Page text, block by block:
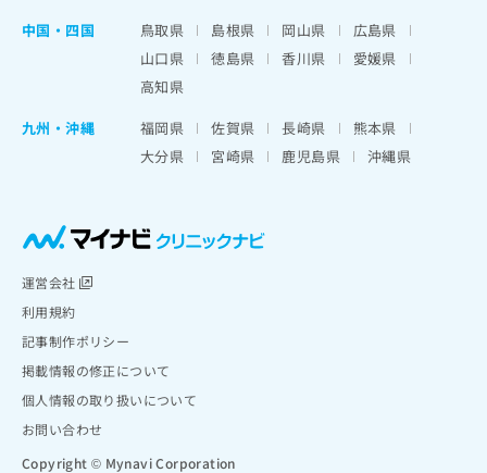
中国・四国
鳥取県 島根県 岡山県
広島県
山口県
徳島県 香川県
愛媛県
高知県
九州・沖縄
福岡県 佐賀県 長崎県
熊本県
大分県
宮崎県 鹿児島県 沖縄県
運営会社
利用規約
記事制作ポリシー
掲載情報の修正について
個人情報の取り扱いについて
お問い合わせ
Copyright © Mynavi Corporation